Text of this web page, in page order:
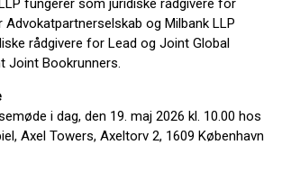
fungerer som juridiske rådgivere for
Advokatpartnerselskab og Milbank LLP
rådgivere for Lead og Joint Global
Joint Bookrunners.
i dag, den 19. maj 2026 kl. 10.00 hos
Axel Towers, Axeltorv 2, 1609 København